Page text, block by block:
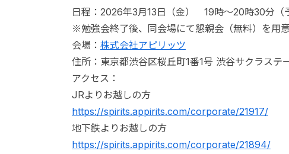
日程：2026年3月13日（金） 19時～20時30分（
※勉強会終了後、同会場にて懇親会（無料）を用意
会場： 株式会社アピリッツ
住所：東京都渋谷区桜丘町1番1号 渋谷サクラス
アクセス：
JRよりお越しの方
https://spirits.appirits.com/corporate/21917/
地下鉄よりお越しの方
https://spirits.appirits.com/corporate/21894/